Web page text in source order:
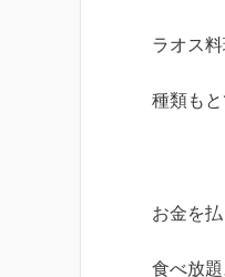
ラオス
種類もと
お金を
食べ放